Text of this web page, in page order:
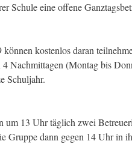
Schule eine offene
kostenlos daran
Nachmittagen (Montag bis
Schuljahr.
13 Uhr täglich zwei
Gruppe dann gegen 14 Uhr